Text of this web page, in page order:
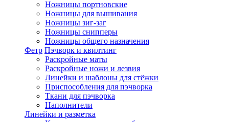
Ножницы портновские
Ножницы для вышивания
Ножницы зиг-заг
Ножницы снипперы
Ножницы общего назначения
Фетр Пэчворк и квилтинг
Раскройные маты
Раскройные ножи и лезвия
Линейки и шаблоны для стёжки
Приспособления для пэчворка
Ткани для пэчворка
Наполнители
Линейки и разметка